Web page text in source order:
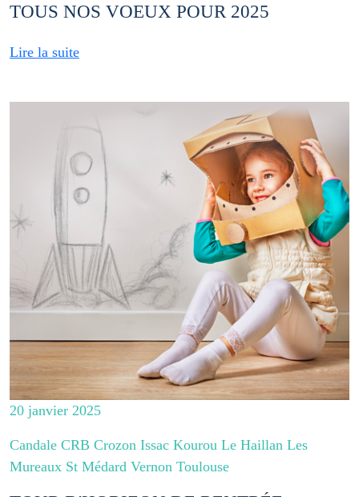
TOUS NOS VOEUX POUR 2025
Lire la suite
20 janvier 2025
Candale CRB Crozon Issac Kourou Le Haillan Les
Mureaux St Médard Vernon Toulouse